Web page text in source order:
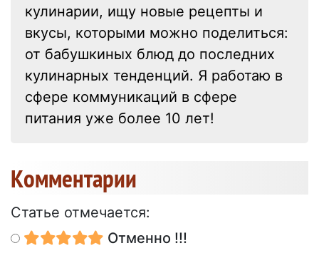
кулинарии, ищу новые рецепты и
вкусы, которыми можно поделиться:
от бабушкиных блюд до последних
кулинарных тенденций. Я работаю в
сфере коммуникаций в сфере
питания уже более 10 лет!
Kомментарии
Статье отмечается:
Отменно !!!